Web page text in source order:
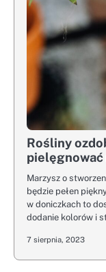
Rośliny
Marzysz o
będzie pełen
w doniczkach to
dodanie kolorów i
7 sierpnia, 2023